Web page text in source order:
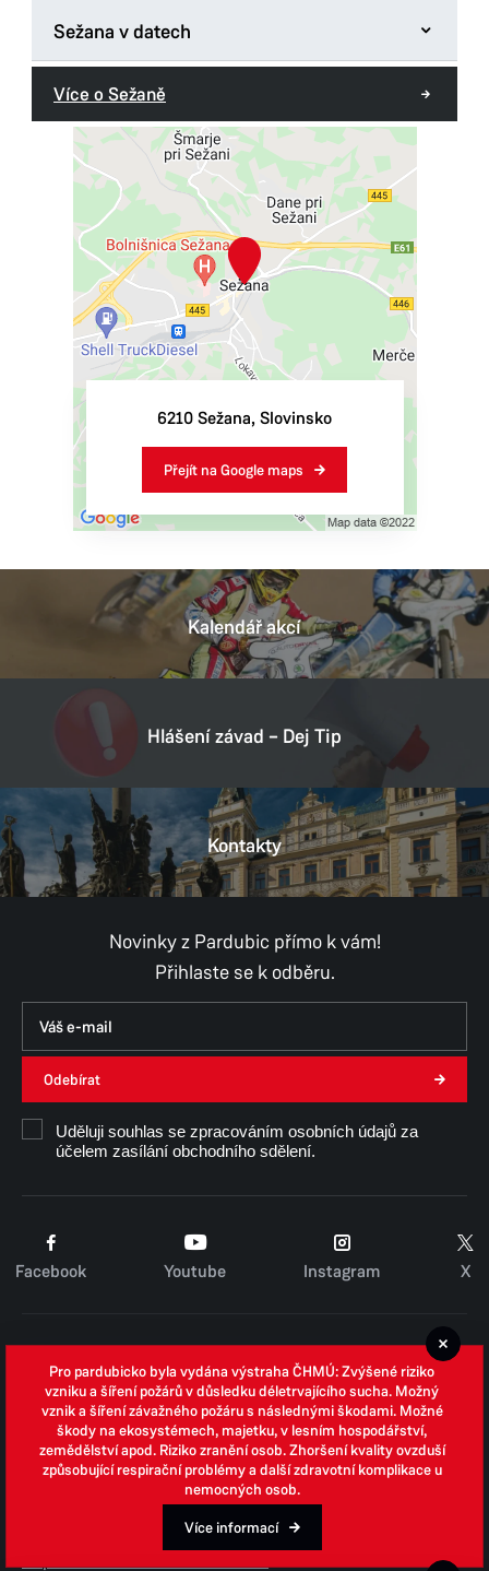
Sežana v datech
Počet obyvatel:
Rozloha:217,4 km²
Starosta:
Andrej Sila​​​​​​​
Poloha:Pobřežně-krasový region
Více o Sežaně
6210 Sežana, Slovinsko
Přejít na Google maps
Kalendář akcí
Hlášení závad – Dej Tip
Kontakty
Novinky z Pardubic přímo k vám!
Přihlaste se k odběru.
Odebírat
Uděluji souhlas se zpracováním osobních údajů za
účelem zasílání obchodního sdělení.
Facebook Youtube Instagram X
Zpracování osobních údajů
Whistleblowing
Open data
Povinně zveřejňované informace
Prohlášení o přístupnosti
Odpovědi na žádosti o informace
Pro pardubicko byla vydána výstraha ČHMÚ: Zvýšené riziko
vzniku a šíření požárů v důsledku déletrvajícího sucha. Možný
vznik a šíření závažného požáru s následnými škodami. Možné
škody na ekosystémech, majetku, v lesním hospodářství,
zemědělství apod. Riziko zranění osob. Zhoršení kvality ovzduší
způsobující respirační problémy a další zdravotní komplikace u
nemocných osob.
Více informací